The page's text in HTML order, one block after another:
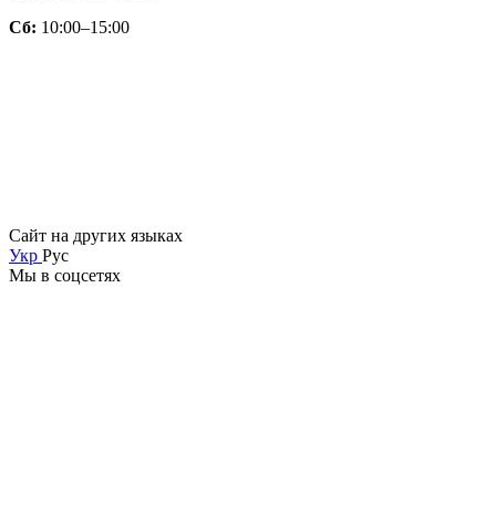
Сб: 10:00–15:00
Сайт на других языках
Укр Рус
Мы в соцсетях